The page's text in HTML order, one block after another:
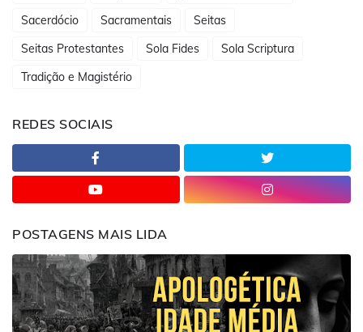
Sacerdócio
Sacramentais
Seitas
Seitas Protestantes
Sola Fides
Sola Scriptura
Tradição e Magistério
REDES SOCIAIS
POSTAGENS MAIS LIDA